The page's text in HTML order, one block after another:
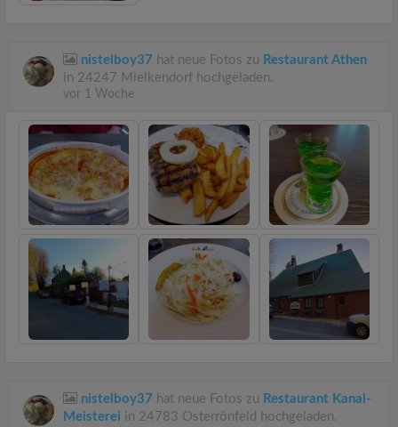
nistelboy37 hat neue Fotos zu Restaurant Athen
in 24247 Mielkendorf hochgeladen.
vor 1 Woche
nistelboy37 hat neue Fotos zu Restaurant Kanal-
Meisterei in 24783 Osterrönfeld hochgeladen.